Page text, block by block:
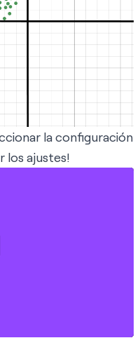
la configuración
los ajustes!